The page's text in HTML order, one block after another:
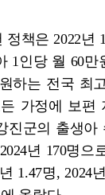
책은 2022년
1인당 월 60만
하는 전국 최
가정에 보편
진군의 출생아
년 170명으
1.47명, 2024